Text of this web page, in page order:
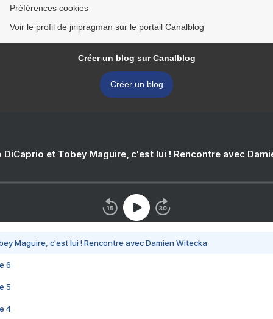
Préférences cookies
Voir le profil de jiripragman sur le portail Canalblog
Créer un blog sur Canalblog
Créer un blog
DiCaprio et Tobey Maguire, c'est lui ! Rencontre avec
Maguire, c'est lui ! Rencontre avec Damien Witecka
6
5
4